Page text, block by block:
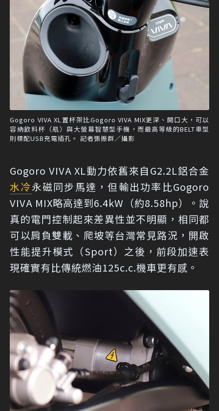
Gogoro VIVA XL置杯架比Gogoro VIVA MIX更深、開口大，可以
容納飲料杯（瓶）與大螢幕智慧型手機，而最高等級的BELT車型
則標配USB充電插孔。 記者張振群／攝影
Gogoro VIVA XL動力依舊來自G2.2L鋁合金
水冷永磁同步馬達，但輸出功率比Gogoro
VIVA MIX略高達到6.4kW（約8.58hp）。說
真的電門控制起來差異性並不明顯，相同都
可以肩負雙載、爬坡等台灣常見路況，開啟
性能提升模式（Sport）之後，前段加速表
現確實有比傳統燃油125c.c.機車更有感。